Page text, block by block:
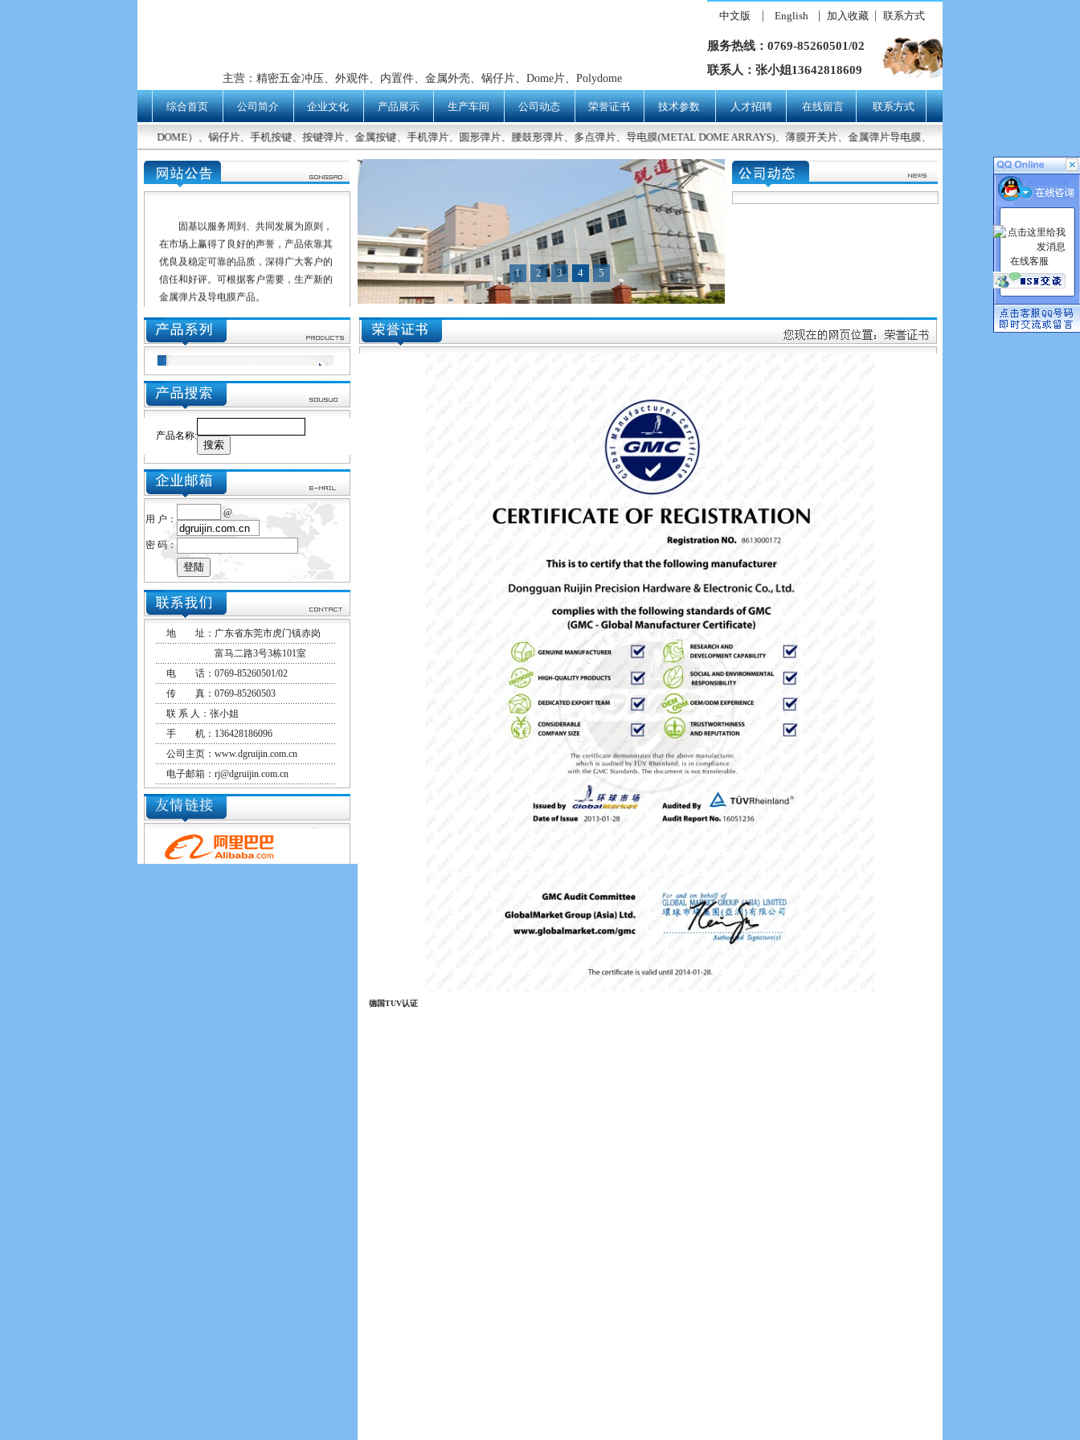
主营：精密五金冲压、外观件、内置件、金属外壳、锅仔片、Dome片、Polydome
中文版 English 加入收藏 联系方式
服务热线：0769-85260501/02
联系人：张小姐13642818609
综合首页 公司简介 企业文化 产品展示 生产车间 公司动态 荣誉证书 技术参数 人才招聘 在线留言 联系方式
金属弹片（METAL DOME）、锅仔片、手机按键、按键弹片、金属按键、手机弹片、圆形弹片、腰鼓形弹片、多点弹片、导电膜(METAL DOME ARRAYS)、薄膜开关片、金属弹片导电膜、按键贴纸、金属粉沫注射成型
在市场上赢得了良好的声誉，产品依靠其
优良及稳定可靠的品质，深得广大客户的
信任和好评。可根据客户需要，生产新的
金属弹片及导电膜产品。
我们本着以"可靠的产品、高质量的服
务、适合的价格"服务于广大客户，希望与
我们的客户一起成长。
1 2 3 4 5
产品名称:
用 户：
@
密 码：
地 址：广东省东莞市虎门镇赤岗
富马二路3号3栋101室
电 话：0769-85260501/02
传 真：0769-85260503
联 系 人：张小姐
手 机：136428186096
公司主页：www.dgruijin.com.cn
电子邮箱：rj@dgruijin.com.cn
德国TUV认证
在线客服